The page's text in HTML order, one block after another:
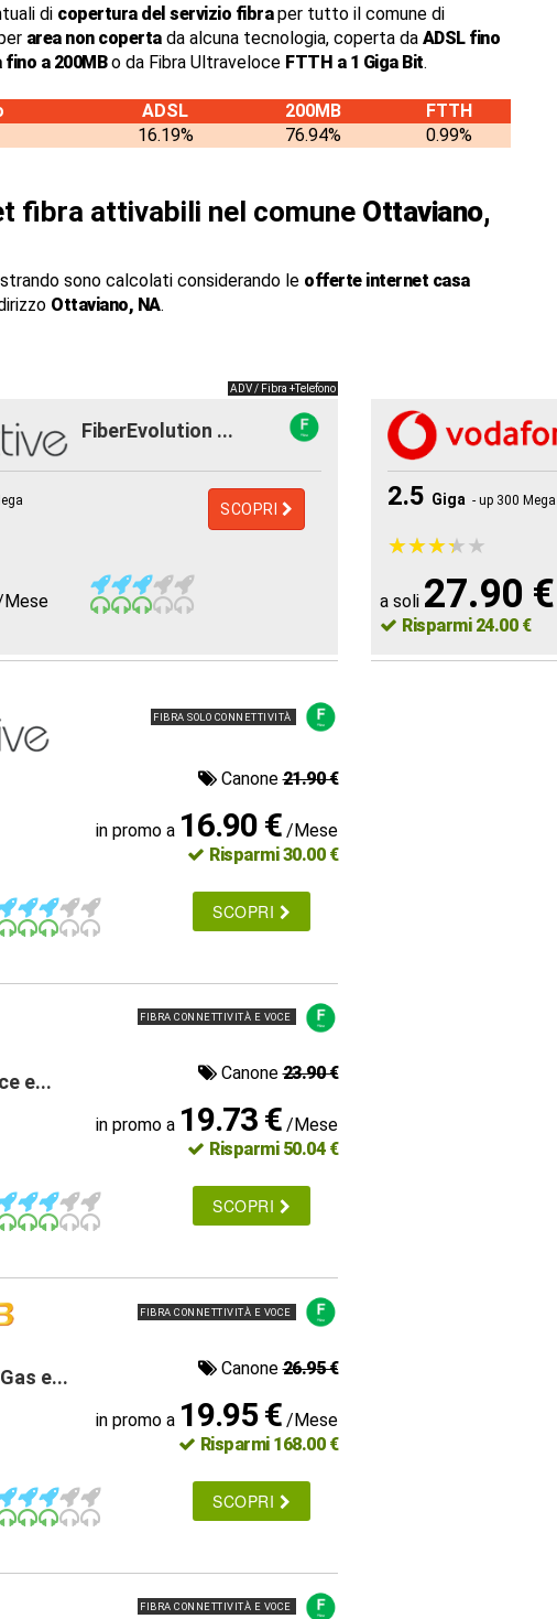
di copertura del servizio fibraper tutto il comune di
area non copertada alcuna tecnologia, coperta da ADSL fino
a 200MBo da Fibra Ultraveloce FTTH a 1 Giga Bit.
ADSL 200MB
FTTH
16.19% 76.94% 0.99%
fibra attivabili nel comune Ottaviano,
sono calcolati considerando le offerte internet casa
Ottaviano, NA.
ADV / Fibra +Telefono
FiberEvolution ...
SCOPRI 2.5 Giga - up 300 Mega
★★★★★
★★★★★
a soli 27.90 €
Risparmi 24.00 €
FIBRA SOLO CONNETTIVITÀ
Canone21.90 €
in promo a 16.90 € /Mese
Risparmi 30.00 €
SCOPRI
FIBRA CONNETTIVITÀ E VOCE
e... Canone23.90 €
in promo a 19.73 € /Mese
Risparmi 50.04 €
SCOPRI
FIBRA CONNETTIVITÀ E VOCE
e... Canone26.95 €
in promo a 19.95 € /Mese
Risparmi 168.00 €
SCOPRI
FIBRA CONNETTIVITÀ E VOCE